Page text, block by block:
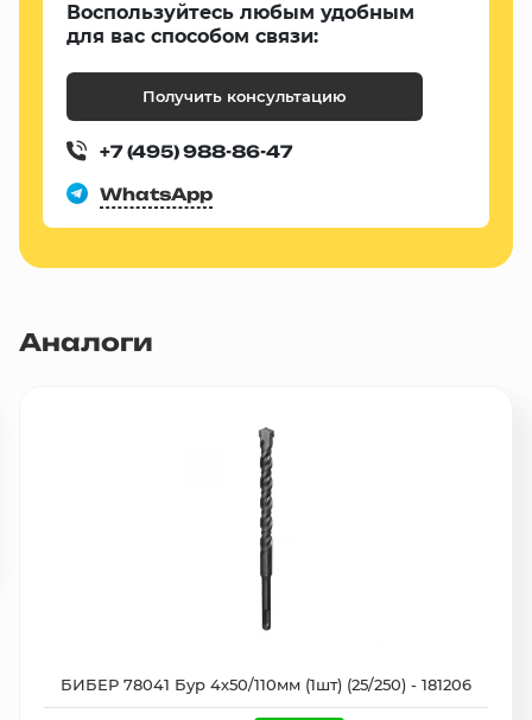
Воспользуйтесь любым удобным
для вас способом связи:
Получить консультацию
+7 (495) 988-86-47
WhatsApp
Аналоги
БИБЕР 78041 Бур 4х50/110мм (1шт) (25/250) - 181206